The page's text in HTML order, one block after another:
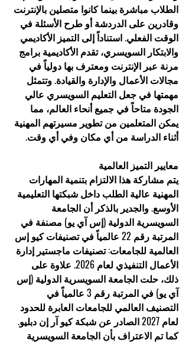
الطلاب مباشرة بينما كانوا متصلين بالإنترنت
وقادرين على الدردشة أو طرح الأسئلة في
الوقت الفعلي. استناداً إلى التميز الأكاديمي
والابتكار السويسري، تقدم الأكاديمية برامج
مرنة عبر الإنترنت ومعترف بها دولياً في
مجالات الأعمال والإدارة والقيادة. وتتمثل
مهمتها في جعل التعليم السويسري عالي
الجودة متاحاً في جميع أنحاء العالم، مما
يمكن المتعلمين من تطوير مسيرتهم المهنية
أثناء الدراسة من أي مكان وفي أي وقت.
معايير التميز العالمية
يتم مشاركة هذا الالتزام بتنمية المهارات
المهنية عالية الطلب داخل شبكتها التعليمية
الأوسع. والجدير بالذكر أن الجامعة
السويسرية الدولية (إس آي يو) مصنفة في
المرتبة رقم 22 عالمياً في تصنيفات كيو إس
العالمية للجامعات: تصنيفات ماجستير إدارة
الأعمال التنفيذي لعام 2026. علاوة على
ذلك، حلت الجامعة السويسرية الدولية (إس
آي يو) في المرتبة رقم 3 عالمياً في
التصنيف العالمي للجامعات العابرة للحدود
لعام 2027 الصادر عن شبكة كيو آر إن دبليو.
كما تم الاعتراف بأن الجامعة السويسرية